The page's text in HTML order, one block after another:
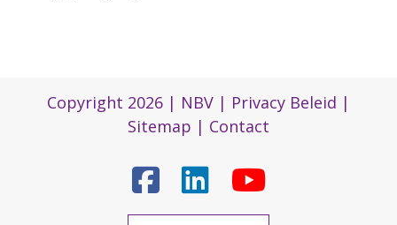
Copyright 2026 | NBV | Privacy Beleid |
Sitemap | Contact